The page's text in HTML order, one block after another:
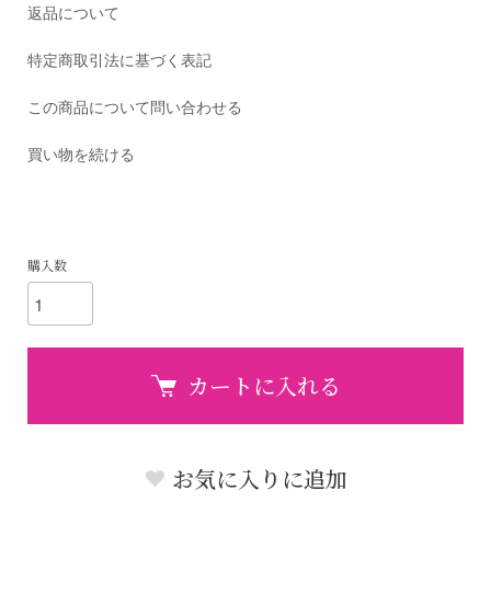
返品について
特定商取引法に基づく表記
この商品について問い合わせる
買い物を続ける
購入数
カートに入れる
お気に入りに追加